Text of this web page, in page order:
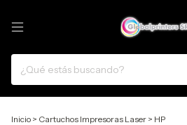
Inicio > Cartuchos Impresoras Laser > HP